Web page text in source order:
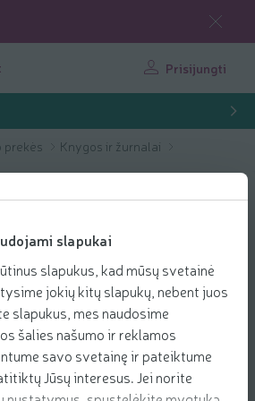
slapukai
slapukus, kad mūsų svetainė
jokių kitų slapukų, nebent juos
slapukus, mes naudosime
šalies našumo ir reklamos
savo svetainę ir pateiktume
Jūsų interesus. Jei norite
Prisijungti
prekės
Knygos ir žurnalai